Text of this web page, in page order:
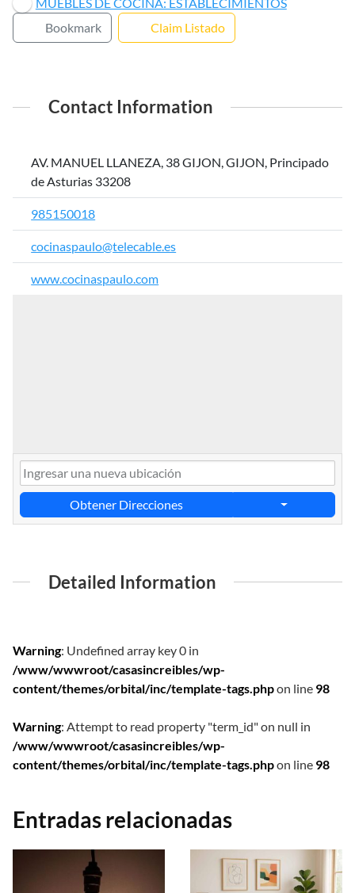
MUEBLES DE COCINA: ESTABLECIMIENTOS
Bookmark
Claim Listado
Contact Information
AV. MANUEL LLANEZA, 38 GIJON, GIJON, Principado
de Asturias 33208
985150018
cocinaspaulo@telecable.es
www.cocinaspaulo.com
Obtener Direcciones
Detailed Information
Warning: Undefined array key 0 in
/www/wwwroot/casasincreibles/wp-
content/themes/orbital/inc/template-tags.phpon line 98
Warning: Attempt to read property "term_id" on null in
/www/wwwroot/casasincreibles/wp-
content/themes/orbital/inc/template-tags.phpon line 98
Entradas relacionadas